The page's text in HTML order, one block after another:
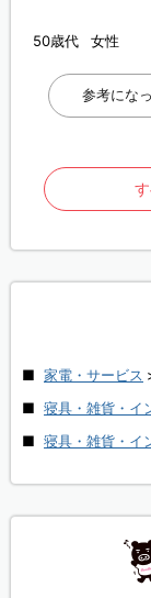
した。星を１つ
してくれたらなあ
50歳代 女性
参考にな
家電・サービス
寝具・雑貨・イ
寝具・雑貨・イ